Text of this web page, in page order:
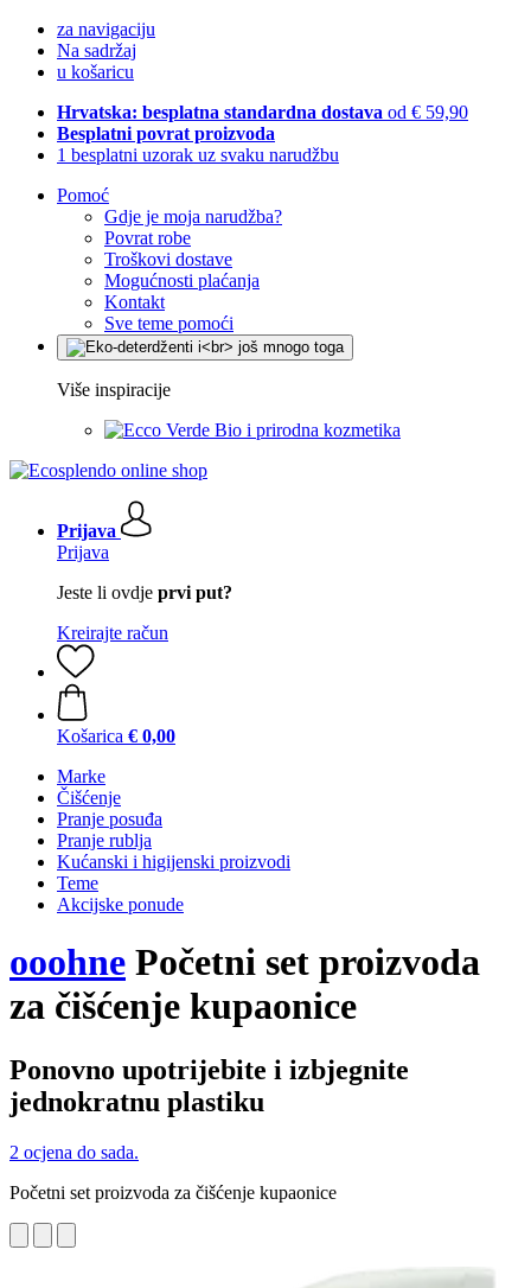
za navigaciju
Na sadržaj
u košaricu
Hrvatska: besplatna standardna dostava od € 59,90
Besplatni povrat proizvoda
1 besplatni uzorak uz svaku narudžbu
Pomoć
Gdje je moja narudžba?
Povrat robe
Troškovi dostave
Mogućnosti plaćanja
Kontakt
Sve teme pomoći
Više inspiracije
Bio i prirodna kozmetika
Prijava
Prijava
Jeste li ovdje prvi put?
Kreirajte račun
Košarica € 0,00
Marke
Čišćenje
Pranje posuđa
Pranje rublja
Kućanski i higijenski proizvodi
Teme
Akcijske ponude
ooohne Početni set proizvoda
za čišćenje kupaonice
Ponovno upotrijebite i izbjegnite
jednokratnu plastiku
2 ocjena do sada.
Početni set proizvoda za čišćenje kupaonice